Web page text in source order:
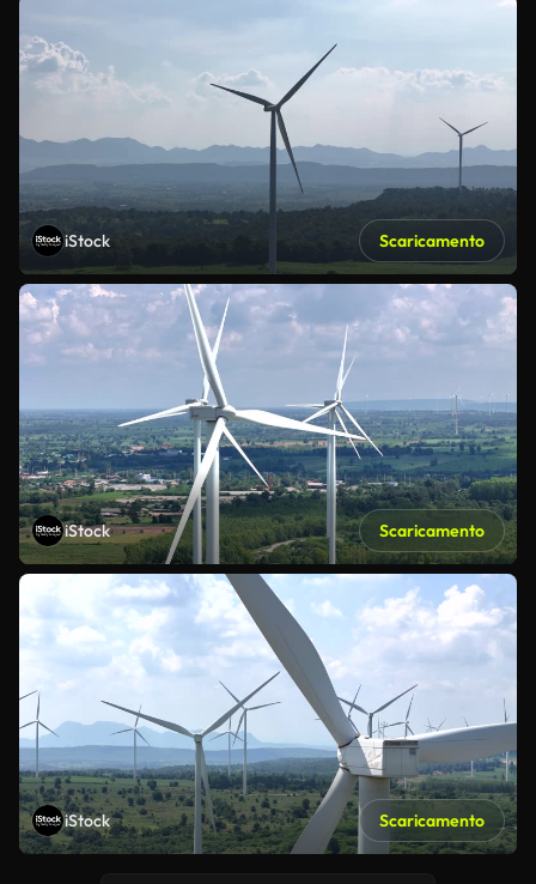
iStock Scaricamento
iStock Scaricamento
iStock Scaricamento